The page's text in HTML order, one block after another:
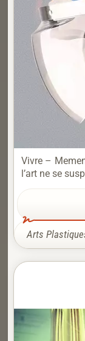
Vivre –
l’art ne se
Arts